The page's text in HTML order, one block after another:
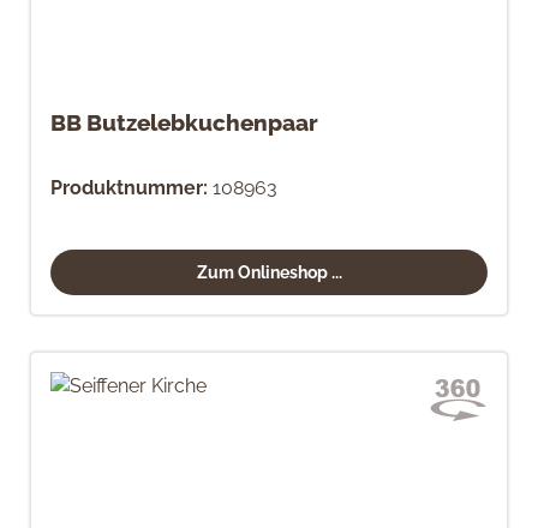
BB Butzelebkuchenpaar
Produktnummer: 108963
Zum Onlineshop ...